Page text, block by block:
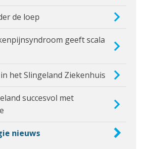
de loep
geeft scala
het Slingeland Ziekenhuis
succesvol met
nieuws